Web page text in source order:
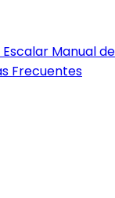
Escalar Manual de
Frecuentes